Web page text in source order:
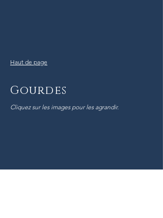
Haut de page
Gourdes
Cliquez sur les images pour les agrandir.